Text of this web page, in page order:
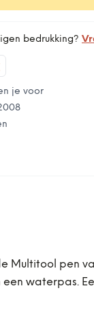
bedrukking?
je voor
Multitool pen
waterpas.